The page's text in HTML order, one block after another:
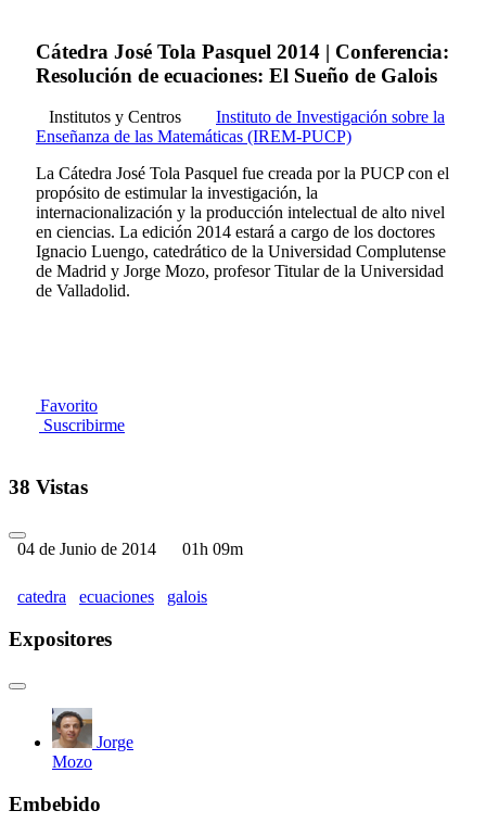
Cátedra José Tola Pasquel 2014 | Conferencia:
Resolución de ecuaciones: El Sueño de Galois
Institutos y Centros
Instituto de Investigación sobre la
Enseñanza de las Matemáticas (IREM-PUCP)
La Cátedra José Tola Pasquel fue creada por la PUCP con el
propósito de estimular la investigación, la
internacionalización y la producción intelectual de alto nivel
en ciencias. La edición 2014 estará a cargo de los doctores
Ignacio Luengo, catedrático de la Universidad Complutense
de Madrid y Jorge Mozo, profesor Titular de la Universidad
de Valladolid.
Favorito
Suscribirme
38 Vistas
04 de Junio de 2014 01h 09m
catedra ecuaciones galois
Expositores
Jorge
Mozo
Embebido